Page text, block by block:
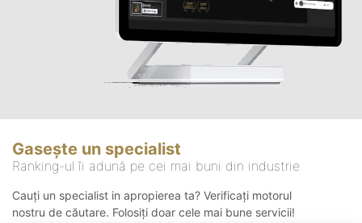
Gasește un specialist
Ranking-ul îi adună pe cei mai buni din industrie
Cauți un specialist in apropierea ta? Verificați motorul
nostru de căutare. Folosiți doar cele mai bune servicii!